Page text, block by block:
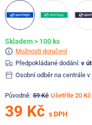
Skladem > 100 ks
Možnosti doručení
Předpokládané dodání: v
Osobní odběr na centrále v
Původně: 59 Kč Ušetříte 20 Kč
39 Kč s DPH